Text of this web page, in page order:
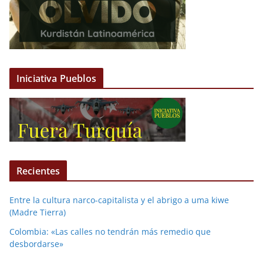
Iniciativa Pueblos
Recientes
Entre la cultura narco-capitalista y el abrigo a uma kiwe
(Madre Tierra)
Colombia: «Las calles no tendrán más remedio que
desbordarse»